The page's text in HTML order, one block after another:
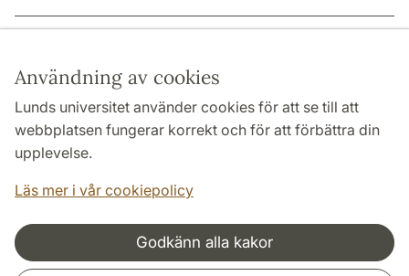
Användning av cookies
Lunds universitet använder cookies för att se till att
webbplatsen fungerar korrekt och för att förbättra din
upplevelse.
Läs mer i vår cookiepolicy
Godkänn alla kakor
HUMANISTISKA OCH TEOLOGISKA FAKULTETERNA
INSTITUTIONER
Samarbeten och nätverk